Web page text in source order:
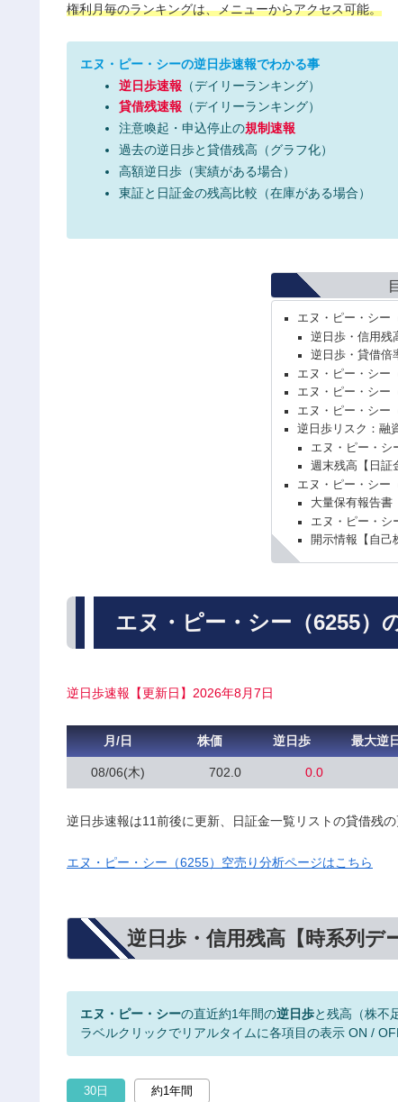
権利月毎のランキングは、メニューからアクセス可能。
エヌ・ピー・シーの逆日歩速報でわかる事
逆日歩速報 （デイリーランキング）
貸借残速報 （デイリーランキング）
注意喚起・申込停止の規制速報
過去の逆日歩と貸借残高（グラフ化）
高額逆日歩（実績がある場合）
東証と日証金の残高比較（在庫がある場合）
エヌ・ピー・シー
逆日歩・信用残
逆日歩・貸借倍
エヌ・ピー・シー
エヌ・ピー・シー
エヌ・ピー・シー
逆日歩リスク：融
エヌ・ピー・シ
週末残高【日証
エヌ・ピー・シー
大量保有報告書
エヌ・ピー・シ
開示情報【自己
エヌ・ピー・シー（6255）
逆日歩速報【更新日】2026年8月7日
月/日 株価 逆日歩 最大逆
08/06(木) 702.0 0.0
逆日歩速報は11前後に更新、日証金一覧リストの貸借残
エヌ・ピー・シー（6255）空売り分析ページはこちら
逆日歩・信用残高【時系列デ
エヌ・ピー・シーの直近約1年間の逆日歩と残高（株不
ラベルクリックでリアルタイムに各項目の表示 ON /
30日 約1年間